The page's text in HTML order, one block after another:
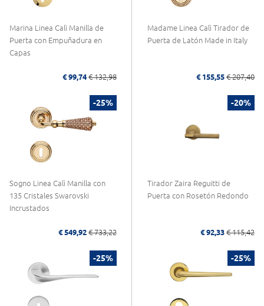
Marina Linea Calì Manilla de
Puerta con Empuñadura en
Capas
€ 99,74 € 132,98
Madame Linea Calì Tirador de
Puerta de Latón Made in Italy
€ 155,55 € 207,40
-25%
Sogno Linea Calì Manilla con
135 Cristales Swarovski
Incrustados
€ 549,92 € 733,22
-20%
Tirador Zaira Reguitti de
Puerta con Rosetón Redondo
€ 92,33 € 115,42
-25% -25%